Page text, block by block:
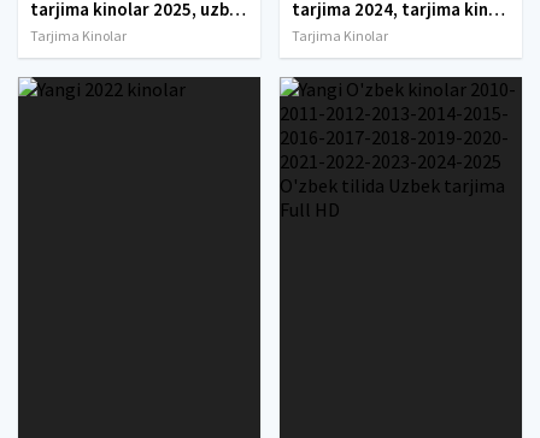
tarjima kinolar 2025, uzbek tarjima kinolar 2025, tarjima kinolar uzbek tilida 2025, tarjima kinolar o zbek 2025, tarjima kinolar o zbek tilida 2025, yangi tarjima kinolar 2025, uzmovi tarjima kinolar 2025, uzmovi com tarjima kinolar 2025, uzbekcha t
Tarjima Kinolar
tarjima 2024, tarjima kinolar 2024, uzbek tarjima 2024, tarjima kinolar tilida tilida 2024, uzbek tilida tarjima 2024, kino tarjima 2024, uzbek tarjima kinolar 2024, tarjima kinolar 2024 uzbek tilida, tarjima kinolar 2024 o zbek, tarjima kinolar 2024
Tarjima Kinolar